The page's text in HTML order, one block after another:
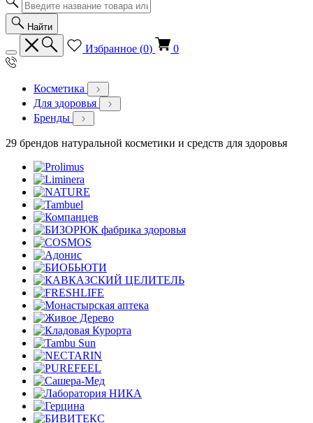
Найти
Избранное (0) 0
Косметика
Для здоровья
Бренды
29 брендов натуральной косметики и средств для здоровья